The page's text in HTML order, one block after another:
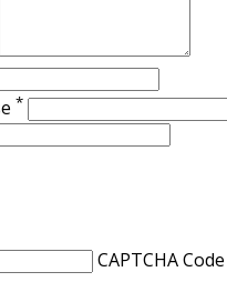
*
CAPTCHA Code